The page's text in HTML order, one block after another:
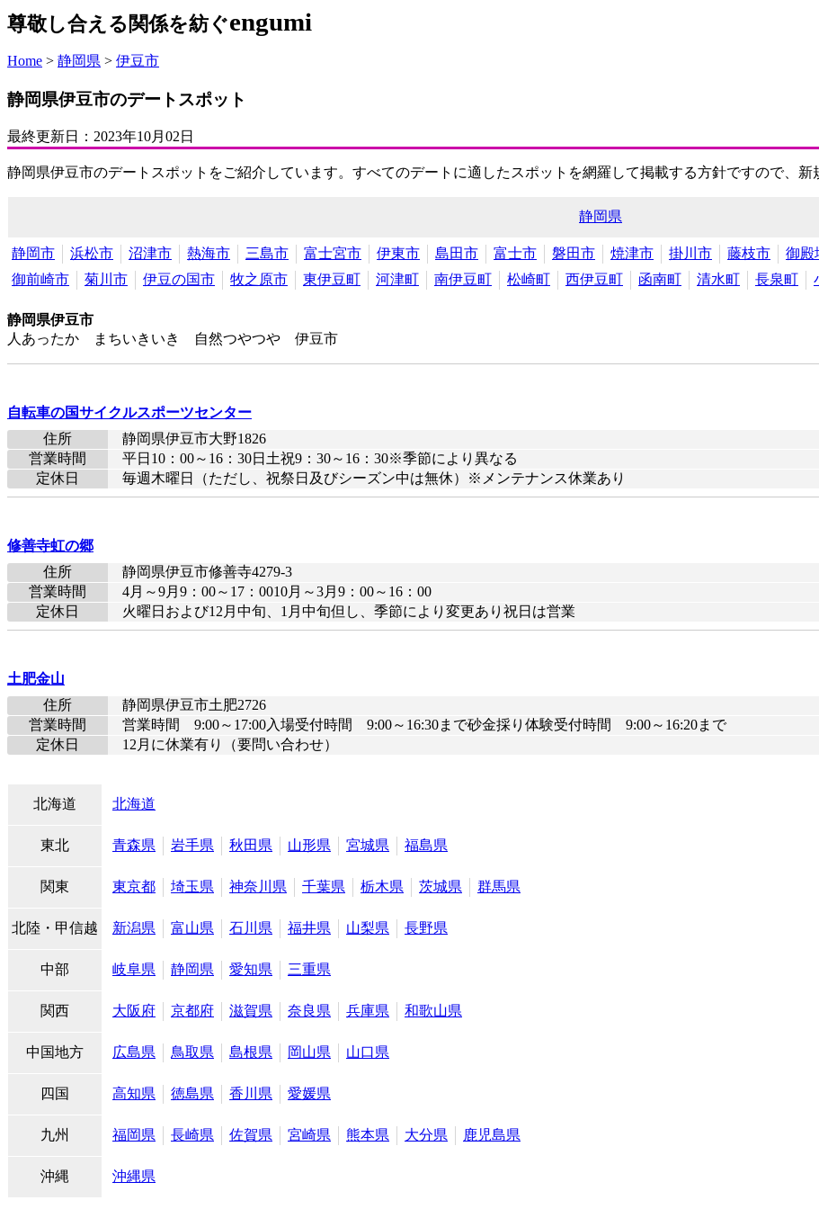
尊敬し合える関係を紡ぐengumi
Home > 静岡県 > 伊豆市
静岡県伊豆市のデートスポット
最終更新日： 2023年10月02日
静岡県伊豆市のデートスポットをご紹介しています。すべてのデートに適したスポットを網羅して掲載する方針ですので、新
静岡県
静岡市 浜松市 沼津市 熱海市 三島市 富士宮市 伊東市 島田市 富士市 磐田市 焼津市 掛川市 藤枝市 御殿
御前崎市
菊川市 伊豆の国市 牧之原市 東伊豆町 河津町 南伊豆町 松崎町 西伊豆町 函南町 清水町 長泉町
静岡県伊豆市
人あったか まちいきいき 自然つやつや 伊豆市
自転車の国サイクルスポーツセンター
住所
静岡県伊豆市大野1826
営業時間
平日10：00～16：30日土祝9：30～16：30※季節により異なる
定休日
毎週木曜日（ただし、祝祭日及びシーズン中は無休）※メンテナンス休業あり
修善寺虹の郷
住所
静岡県伊豆市修善寺4279-3
営業時間
4月～9月9：00～17：0010月～3月9：00～16：00
定休日
火曜日および12月中旬、1月中旬但し、季節により変更あり祝日は営業
土肥金山
住所
静岡県伊豆市土肥2726
営業時間
営業時間 9:00～17:00入場受付時間 9:00～16:30まで砂金採り体験受付時間 9:00～16:20まで
定休日
12月に休業有り（要問い合わせ）
北海道 北海道
東北 青森県 岩手県 秋田県 山形県 宮城県 福島県
関東 東京都 埼玉県 神奈川県 千葉県 栃木県 茨城県 群馬県
北陸・甲信越 新潟県 富山県 石川県 福井県 山梨県 長野県
中部 岐阜県 静岡県 愛知県 三重県
関西 大阪府 京都府 滋賀県 奈良県 兵庫県 和歌山県
中国地方 広島県 鳥取県 島根県 岡山県 山口県
四国 高知県 徳島県 香川県 愛媛県
九州 福岡県 長崎県 佐賀県 宮崎県 熊本県 大分県 鹿児島県
沖縄 沖縄県